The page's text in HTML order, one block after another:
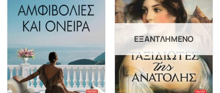
ΕΞΑΝΤΛΗΜΈΝΟ